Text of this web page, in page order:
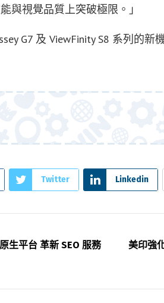
與視覺品質上突破極限。」
G7 及 ViewFinity S8 系列的新
Twitter Linkedin
生平台 革新 SEO 服務
美印強